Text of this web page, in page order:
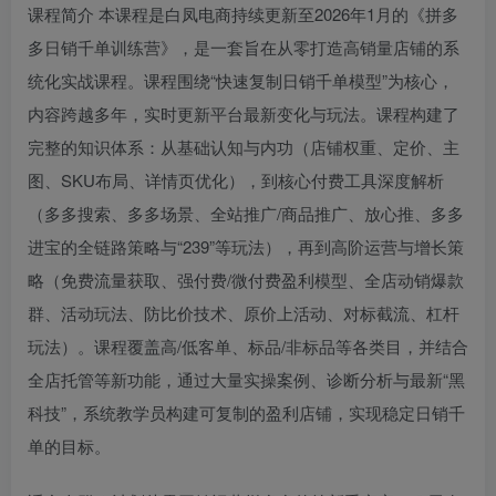
课程简介 本课程是白凤电商持续更新至2026年1月的《拼多
多日销千单训练营》，是一套旨在从零打造高销量店铺的系
统化实战课程。课程围绕“快速复制日销千单模型”为核心，
内容跨越多年，实时更新平台最新变化与玩法。课程构建了
完整的知识体系：从基础认知与内功（店铺权重、定价、主
图、SKU布局、详情页优化），到核心付费工具深度解析
（多多搜索、多多场景、全站推广/商品推广、放心推、多多
进宝的全链路策略与“239”等玩法），再到高阶运营与增长策
略（免费流量获取、强付费/微付费盈利模型、全店动销爆款
群、活动玩法、防比价技术、原价上活动、对标截流、杠杆
玩法）。课程覆盖高/低客单、标品/非标品等各类目，并结合
全店托管等新功能，通过大量实操案例、诊断分析与最新“黑
科技”，系统教学员构建可复制的盈利店铺，实现稳定日销千
单的目标。